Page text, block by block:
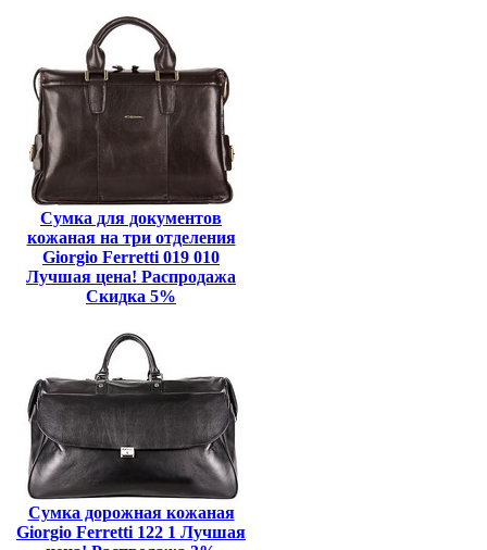
Сумка для документов
кожаная на три отделения
Giorgio Ferretti 019 010
Лучшая цена! Распродажа
Скидка 5%
Сумка дорожная кожаная
Giorgio Ferretti 122 1 Лучшая